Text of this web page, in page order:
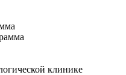
клинике